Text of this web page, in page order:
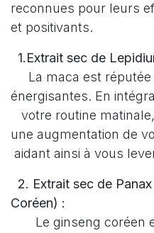
reconnues pour leurs
et positivants.
1.Extrait sec de
La maca est réputée
énergisantes. En
votre routine
une augmentation
aidant ainsi à vous
2. Extrait sec de
Coréen) :
Le ginseng coréen